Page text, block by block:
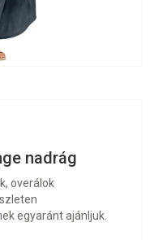
nadrág
overálok
egyaránt ajánljuk.